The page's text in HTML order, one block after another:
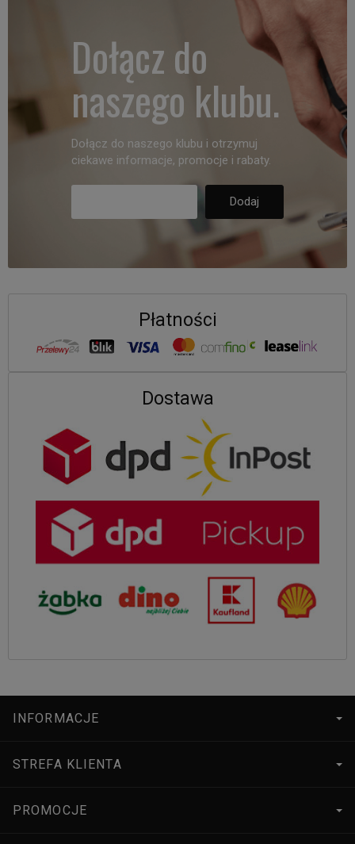
Dołącz do
naszego klubu.
Dołącz do naszego klubu i otrzymuj
ciekawe informacje, promocje i rabaty.
Płatności
Dostawa
INFORMACJE
STREFA KLIENTA
PROMOCJE